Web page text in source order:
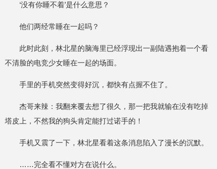
‘没有你睡不着’是什么意思？
他们两经常睡在一起吗？
此时此刻，林北星的脑海里已经浮现出一副陆遇抱着一个看
不清脸的电竞少女睡在一起的场面。
手里的手机突然变得好沉，都快有点握不住了。
杰哥来辣：我翻来覆去想了很久，那一把我就输在没有吃掉
塔皮上，不然我的狗头肯定能打过诺手的！
手机又震了一下，林北星看着这条消息陷入了漫长的沉默。
……完全看不懂对方在说什么。